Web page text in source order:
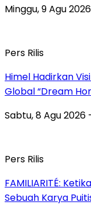
Minggu, 9 Agu
Pers Rilis
Himel Hadirkan
Global “Dream
Sabtu, 8 Agu 2026
Pers Rilis
FAMILIARITÉ:
Sebuah Karya